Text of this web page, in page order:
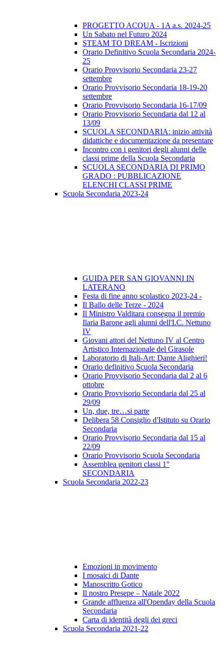
PROGETTO ACQUA - 1A a.s. 2024-25
Un Sabato nel Futuro 2024
STEAM TO DREAM - Iscrizioni
Orario Definitivo Scuola Secondaria 2024-
25
Orario Provvisorio Secondaria 23-27
settembre
Orario Provvisorio Secondaria 18-19-20
settembre
Orario Provvisorio Secondaria 16-17/09
Orario Provvisorio Secondaria dal 12 al
13/09
SCUOLA SECONDARIA: inizio attività
didattiche e documentazione da presentare
Incontro con i genitori degli alunni delle
classi prime della Scuola Secondaria
SCUOLA SECONDARIA DI PRIMO
GRADO : PUBBLICAZIONE
ELENCHI CLASSI PRIME
Scuola Secondaria 2023-24
GUIDA PER SAN GIOVANNI IN
LATERANO
Festa di fine anno scolastico 2023-24 -
Il Ballo delle Terze - 2024
Il Ministro Valditara consegna il premio
Ilaria Barone agli alunni dell'I.C. Nettuno
IV
Giovani attori del Nettuno IV al Centro
Artistico Internazionale del Girasole
Laboratorio di Itali-Art: Dante Alighieri!
Orario definitivo Scuola Secondaria
Orario Provvisorio Secondaria dal 2 al 6
ottobre
Orario Provvisorio Secondaria dal 25 al
29/09
Un, due, tre…si parte
Delibera 58 Consiglio d'Istituto su Orario
Secondaria
Orario Provvisorio Secondaria dal 15 al
22/09
Orario Provvisorio Scuola Secondaria
Assemblea genitori classi 1°
SECONDARIA
Scuola Secondaria 2022-23
Emozioni in movimento
I mosaici di Dante
Manoscritto Gotico
Il nostro Presepe – Natale 2022
Grande affluenza all'Openday della Scuola
Secondaria
Carta di identità degli dei greci
Scuola Secondaria 2021-22